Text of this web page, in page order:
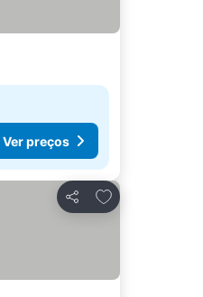
Ver preços
Partilhar
Adicionar aos